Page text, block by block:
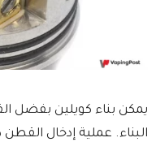
يمكن بناء كويلين بفضل
البناء. عملية إدخال